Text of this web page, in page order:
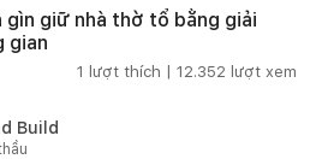
gìn giữ nhà thờ tổ bằng giải
gian
1 lượt thích | 12.352 lượt xem
Build